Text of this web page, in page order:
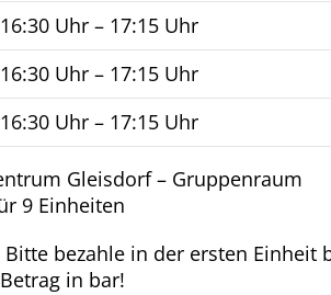
Uhr – 17:15 Uhr
Uhr – 17:15 Uhr
Uhr – 17:15 Uhr
Gleisdorf – Gruppenraum
9 Einheiten
Bitte bezahle in der ersten Einheit
in bar!